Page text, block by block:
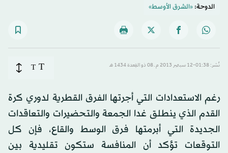
الدوحة:«الشرق الأوسط»
نُشر: 01:38-12 سبتمبر 2013 م ـ 08 ذو القِعدة 1434 هـ T
T
رغم الاستعدادات التي أجرتها الفرق القطرية لدوري كرة
القدم الذي ينطلق غدا الجمعة والتحضيرات والتعاقدات
الجديدة التي أبرمتها فرق الوسط والقاع، فإن كل
التوقعات تؤكد أن المنافسة ستكون تقليدية بين